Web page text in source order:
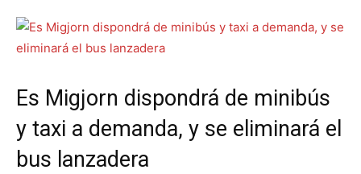
Es Migjorn dispondrá de minibús
y taxi a demanda, y se eliminará el
bus lanzadera